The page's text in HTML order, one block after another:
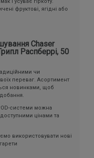
фруктові, ягідні або
Chaser
Распберрі, 50
чи
переваг. Асортимент
новинками, щоб
системи можна
цінами та
використовувати нові